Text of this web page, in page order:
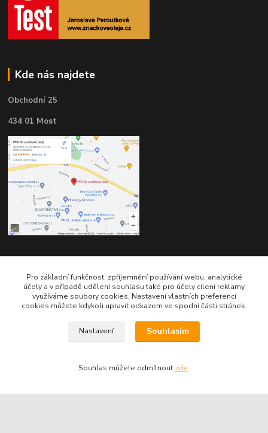
Kde nás najdete
Obchodní 25
434 01 Most
Kontakty
Telefon do našeho obchodu : 774 993 479
info@znackoveoleje.cz
Pro základní funkčnost, zpříjemnění používání webu, analytické
účely a v případě udělení souhlasu také pro účely cílení reklamy
využíváme soubory cookies. Nastavení vlastních preferencí
cookies můžete kdykoli upravit odkazem ve spodní části stránek.
Nastavení Souhlasím
Souhlas můžete odmítnout zde.